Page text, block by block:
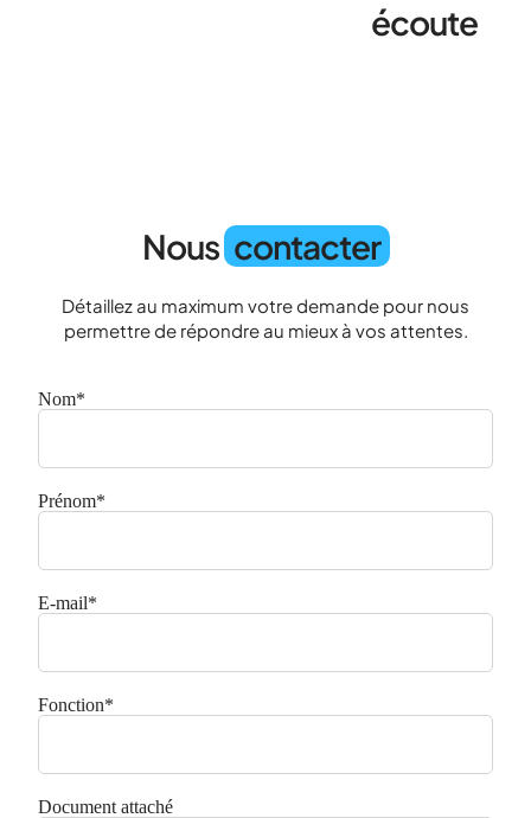
écoute
Nous contacter
Détaillez au maximum votre demande pour nous
permettre de répondre au mieux à vos attentes.
Nom*
Prénom*
E-mail*
Fonction*
Document attaché